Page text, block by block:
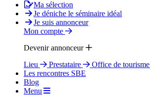
Ma sélection
Je déniche le séminaire idéal
Je suis annonceur
Mon compte
Devenir annonceur
Lieu
Prestataire Office de tourisme
Les rencontres SBE
Blog
Menu